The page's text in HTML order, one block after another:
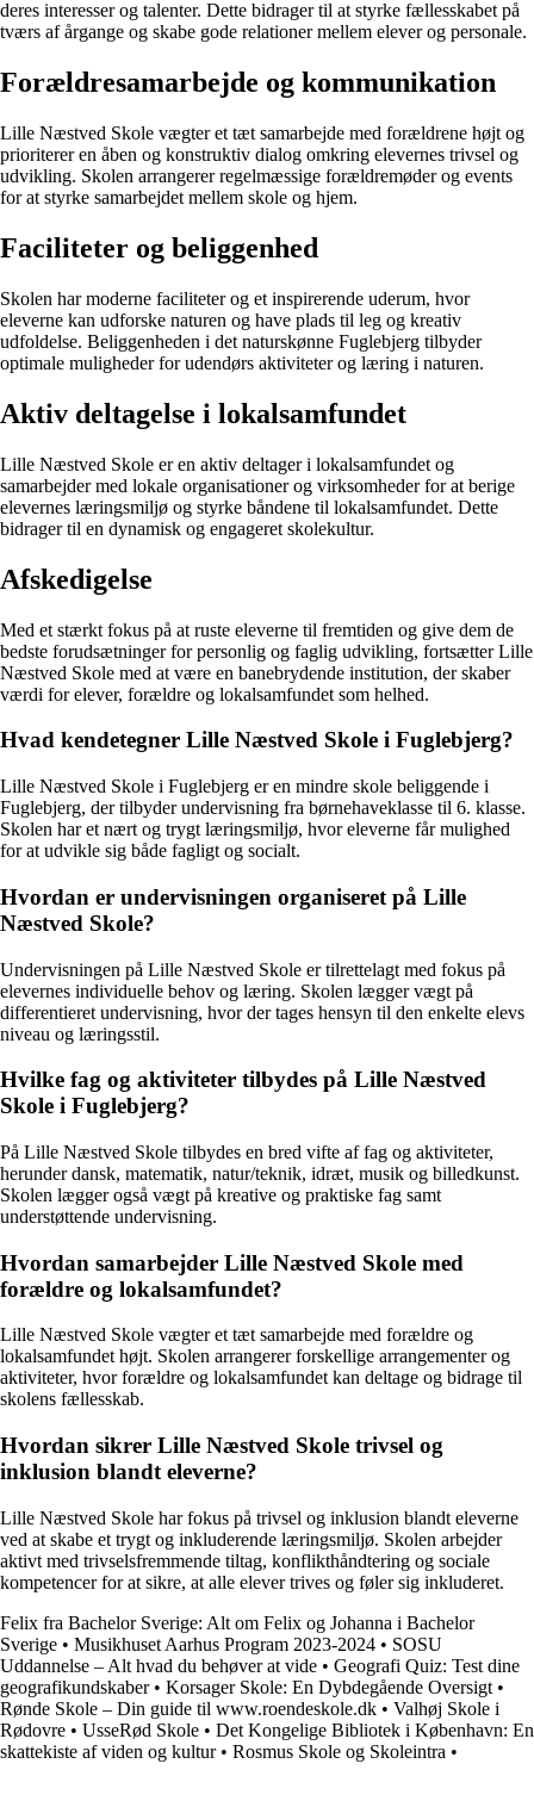
deres interesser og talenter. Dette bidrager til at styrke fællesskabet på
tværs af årgange og skabe gode relationer mellem elever og personale.
Forældresamarbejde og kommunikation
Lille Næstved Skole vægter et tæt samarbejde med forældrene højt og
prioriterer en åben og konstruktiv dialog omkring elevernes trivsel og
udvikling. Skolen arrangerer regelmæssige forældremøder og events
for at styrke samarbejdet mellem skole og hjem.
Faciliteter og beliggenhed
Skolen har moderne faciliteter og et inspirerende uderum, hvor
eleverne kan udforske naturen og have plads til leg og kreativ
udfoldelse. Beliggenheden i det naturskønne Fuglebjerg tilbyder
optimale muligheder for udendørs aktiviteter og læring i naturen.
Aktiv deltagelse i lokalsamfundet
Lille Næstved Skole er en aktiv deltager i lokalsamfundet og
samarbejder med lokale organisationer og virksomheder for at berige
elevernes læringsmiljø og styrke båndene til lokalsamfundet. Dette
bidrager til en dynamisk og engageret skolekultur.
Afskedigelse
Med et stærkt fokus på at ruste eleverne til fremtiden og give dem de
bedste forudsætninger for personlig og faglig udvikling, fortsætter Lille
Næstved Skole med at være en banebrydende institution, der skaber
værdi for elever, forældre og lokalsamfundet som helhed.
Hvad kendetegner Lille Næstved Skole i Fuglebjerg?
Lille Næstved Skole i Fuglebjerg er en mindre skole beliggende i
Fuglebjerg, der tilbyder undervisning fra børnehaveklasse til 6. klasse.
Skolen har et nært og trygt læringsmiljø, hvor eleverne får mulighed
for at udvikle sig både fagligt og socialt.
Hvordan er undervisningen organiseret på Lille
Næstved Skole?
Undervisningen på Lille Næstved Skole er tilrettelagt med fokus på
elevernes individuelle behov og læring. Skolen lægger vægt på
differentieret undervisning, hvor der tages hensyn til den enkelte elevs
niveau og læringsstil.
Hvilke fag og aktiviteter tilbydes på Lille Næstved
Skole i Fuglebjerg?
På Lille Næstved Skole tilbydes en bred vifte af fag og aktiviteter,
herunder dansk, matematik, natur/teknik, idræt, musik og billedkunst.
Skolen lægger også vægt på kreative og praktiske fag samt
understøttende undervisning.
Hvordan samarbejder Lille Næstved Skole med
forældre og lokalsamfundet?
Lille Næstved Skole vægter et tæt samarbejde med forældre og
lokalsamfundet højt. Skolen arrangerer forskellige arrangementer og
aktiviteter, hvor forældre og lokalsamfundet kan deltage og bidrage til
skolens fællesskab.
Hvordan sikrer Lille Næstved Skole trivsel og
inklusion blandt eleverne?
Lille Næstved Skole har fokus på trivsel og inklusion blandt eleverne
ved at skabe et trygt og inkluderende læringsmiljø. Skolen arbejder
aktivt med trivselsfremmende tiltag, konflikthåndtering og sociale
kompetencer for at sikre, at alle elever trives og føler sig inkluderet.
Felix fra Bachelor Sverige: Alt om Felix og Johanna i Bachelor
Sverige • Musikhuset Aarhus Program 2023-2024 • SOSU
Uddannelse – Alt hvad du behøver at vide • Geografi Quiz: Test dine
geografikundskaber• Korsager Skole: En Dybdegående Oversigt •
Rønde Skole – Din guide til www.roendeskole.dk • Valhøj Skole i
Rødovre • UsseRød Skole • Det Kongelige Bibliotek i København: En
skattekiste af viden og kultur• Rosmus Skole og Skoleintra •